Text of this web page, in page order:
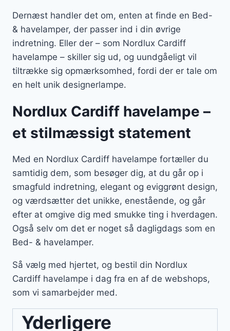
Dernæst handler det om, enten at finde en Bed-
& havelamper, der passer ind i din øvrige
indretning. Eller der – som Nordlux Cardiff
havelampe – skiller sig ud, og uundgåeligt vil
tiltrække sig opmærksomhed, fordi der er tale om
en helt unik designerlampe.
Nordlux Cardiff havelampe –
et stilmæssigt statement
Med en Nordlux Cardiff havelampe fortæller du
samtidig dem, som besøger dig, at du går op i
smagfuld indretning, elegant og eviggrønt design,
og værdsætter det unikke, enestående, og går
efter at omgive dig med smukke ting i hverdagen.
Også selv om det er noget så dagligdags som en
Bed- & havelamper.
Så vælg med hjertet, og bestil din Nordlux
Cardiff havelampe i dag fra en af de webshops,
som vi samarbejder med.
Yderligere